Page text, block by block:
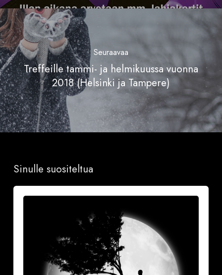
Seuraavaa
Treffeille tammi- ja helmikuussa vuonna
2018 (Helsinki ja Tampere)
Sinulle suositeltua